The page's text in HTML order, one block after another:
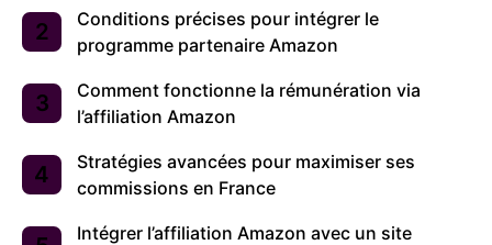
Conditions précises pour intégrer le
programme partenaire Amazon
Comment fonctionne la rémunération via
l’affiliation Amazon
Stratégies avancées pour maximiser ses
commissions en France
Intégrer l’affiliation Amazon avec un site